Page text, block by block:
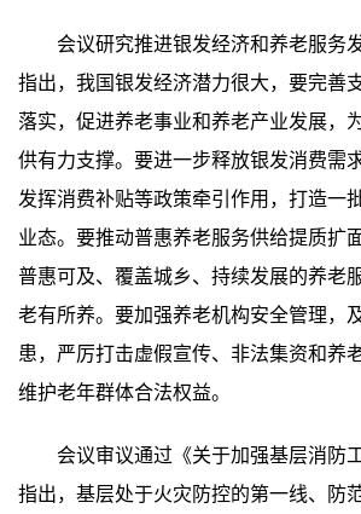
会议研究推进银发经济和养老服务
指出，我国银发经济潜力很大，要完善
落实，促进养老事业和养老产业发展，
供有力支撑。要进一步释放银发消费需
发挥消费补贴等政策牵引作用，打造一
业态。要推动普惠养老服务供给提质扩
普惠可及、覆盖城乡、持续发展的养老
老有所养。要加强养老机构安全管理，
患，严厉打击虚假宣传、非法集资和养
维护老年群体合法权益。
会议审议通过《关于加强基层消防
指出，基层处于火灾防控的第一线、防